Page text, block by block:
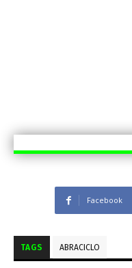
Facebook
TAGS ABRACICLO